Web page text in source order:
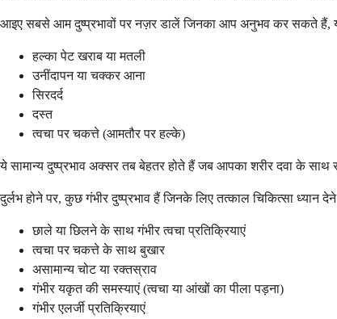
आइए सबसे आम दुष्प्रभावों पर नज़र डालें जिनका आप अनुभव कर सकते हैं, यह
हल्का पेट खराब या मतली
उनींदापन या चक्कर आना
सिरदर्द
दस्त
त्वचा पर चकत्ते (आमतौर पर हल्के)
ये सामान्य दुष्प्रभाव अक्सर तब बेहतर होते हैं जब आपका शरीर दवा के
दुर्लभ होने पर, कुछ गंभीर दुष्प्रभाव हैं जिनके लिए तत्काल चिकित्सा ध्यान
छाले या छिलने के साथ गंभीर त्वचा प्रतिक्रियाएं
त्वचा पर चकत्ते के साथ बुखार
असामान्य चोट या रक्तस्राव
गंभीर यकृत की समस्याएं (त्वचा या आंखों का पीला पड़ना)
गंभीर एलर्जी प्रतिक्रियाएं